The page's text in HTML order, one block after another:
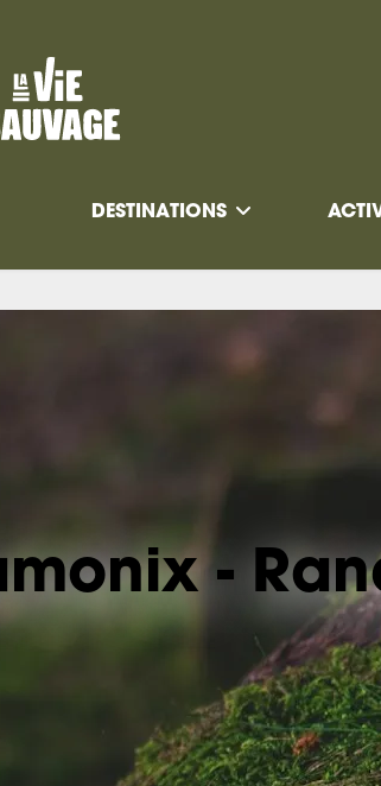
DESTINATIONS
-